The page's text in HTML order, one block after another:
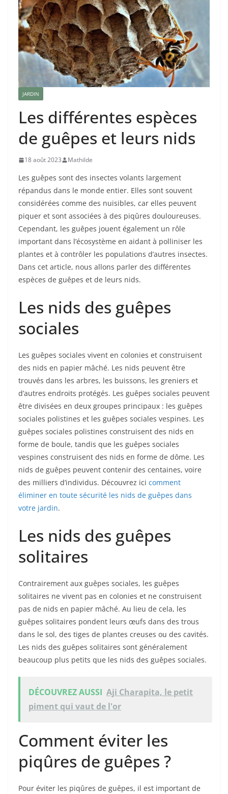
JARDIN
Les différentes espèces
de guêpes et leurs nids
18 août 2023 Mathilde
Les guêpes sont des insectes volants largement
répandus dans le monde entier. Elles sont souvent
considérées comme des nuisibles, car elles peuvent
piquer et sont associées à des piqûres douloureuses.
Cependant, les guêpes jouent également un rôle
important dans l’écosystème en aidant à polliniser les
plantes et à contrôler les populations d’autres insectes.
Dans cet article, nous allons parler des différentes
espèces de guêpes et de leurs nids.
Les nids des guêpes
sociales
Les guêpes sociales vivent en colonies et construisent
des nids en papier mâché. Les nids peuvent être
trouvés dans les arbres, les buissons, les greniers et
d’autres endroits protégés. Les guêpes sociales peuvent
être divisées en deux groupes principaux : les guêpes
sociales polistines et les guêpes sociales vespines. Les
guêpes sociales polistines construisent des nids en
forme de boule, tandis que les guêpes sociales
vespines construisent des nids en forme de dôme. Les
nids de guêpes peuvent contenir des centaines, voire
des milliers d’individus. Découvrez ici comment
éliminer en toute sécurité les nids de guêpes dans
votre jardin.
Les nids des guêpes
solitaires
Contrairement aux guêpes sociales, les guêpes
solitaires ne vivent pas en colonies et ne construisent
pas de nids en papier mâché. Au lieu de cela, les
guêpes solitaires pondent leurs œufs dans des trous
dans le sol, des tiges de plantes creuses ou des cavités.
Les nids des guêpes solitaires sont généralement
beaucoup plus petits que les nids des guêpes sociales.
DÉCOUVREZ AUSSI Aji Charapita, le petit
piment qui vaut de l'or
Comment éviter les
piqûres de guêpes ?
Pour éviter les piqûres de guêpes, il est important de